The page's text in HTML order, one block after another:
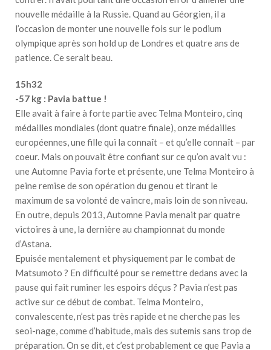
nouvelle médaille à la Russie. Quand au Géorgien, il a
l’occasion de monter une nouvelle fois sur le podium
olympique après son hold up de Londres et quatre ans de
patience. Ce serait beau.
15h32
-57 kg : Pavia battue !
Elle avait à faire à forte partie avec Telma Monteiro, cinq
médailles mondiales (dont quatre finale), onze médailles
européennes, une fille qui la connaît – et qu’elle connaît – par
coeur. Mais on pouvait être confiant sur ce qu’on avait vu :
une Automne Pavia forte et présente, une Telma Monteiro à
peine remise de son opération du genou et tirant le
maximum de sa volonté de vaincre, mais loin de son niveau.
En outre, depuis 2013, Automne Pavia menait par quatre
victoires à une, la dernière au championnat du monde
d’Astana.
Epuisée mentalement et physiquement par le combat de
Matsumoto ? En difficulté pour se remettre dedans avec la
pause qui fait ruminer les espoirs déçus ? Pavia n’est pas
active sur ce début de combat. Telma Monteiro,
convalescente, n’est pas très rapide et ne cherche pas les
seoi-nage, comme d’habitude, mais des sutemis sans trop de
préparation. On se dit, et c’est probablement ce que Pavia a